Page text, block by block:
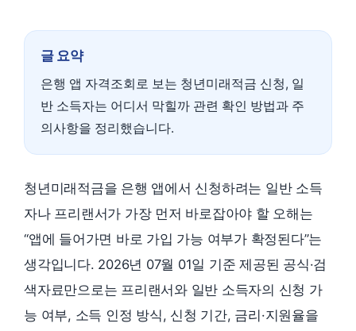
글 요약
은행 앱 자격조회로 보는 청년미래적금 신청, 일
반 소득자는 어디서 막힐까 관련 확인 방법과 주
의사항을 정리했습니다.
청년미래적금을 은행 앱에서 신청하려는 일반 소득
자나 프리랜서가 가장 먼저 바로잡아야 할 오해는
“앱에 들어가면 바로 가입 가능 여부가 확정된다”는
생각입니다. 2026년 07월 01일 기준 제공된 공식·검
색자료만으로는 프리랜서와 일반 소득자의 신청 가
능 여부, 소득 인정 방식, 신청 기간, 금리·지원율을